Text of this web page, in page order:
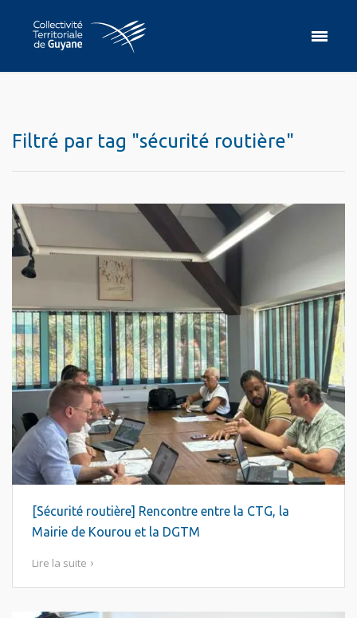
Filtré par tag "sécurité routière"
[Sécurité routière] Rencontre entre la CTG, la
Mairie de Kourou et la DGTM
Lire la suite